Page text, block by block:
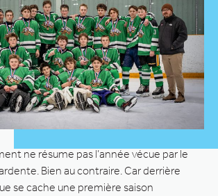
ne résume pas l’année vécue par le
Bien au contraire. Car derrière
se cache une première saison